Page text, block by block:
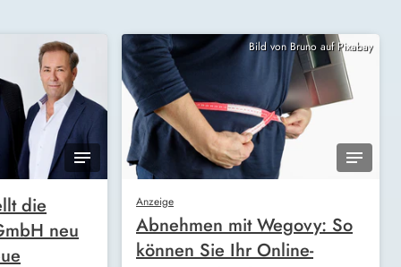
die
neu
Bild von Bruno auf Pixabay
Anzeige
Abnehmen mit Wegovy: So
können Sie Ihr Online-